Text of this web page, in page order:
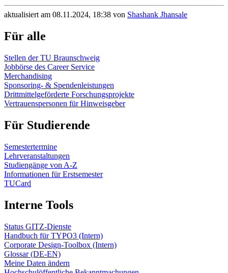
aktualisiert am 08.11.2024, 18:38 von Shashank Jhansale
Für alle
Stellen der TU Braunschweig
Jobbörse des Career Service
Merchandising
Sponsoring- & Spendenleistungen
Drittmittelgeförderte Forschungsprojekte
Vertrauenspersonen für Hinweisgeber
Für Studierende
Semestertermine
Lehrveranstaltungen
Studiengänge von A-Z
Informationen für Erstsemester
TUCard
Interne Tools
Status GITZ-Dienste
Handbuch für TYPO3 (Intern)
Corporate Design-Toolbox (Intern)
Glossar (DE-EN)
Meine Daten ändern